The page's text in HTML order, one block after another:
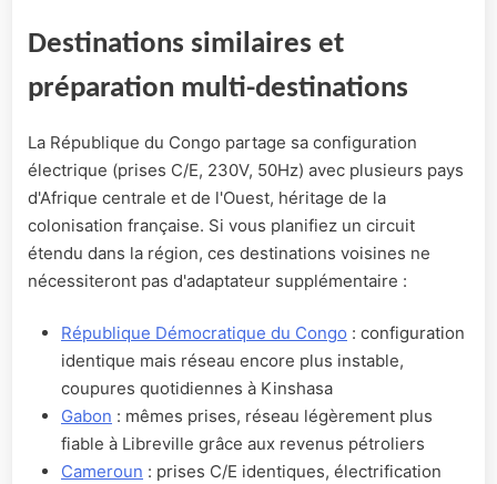
Destinations similaires et
préparation multi-destinations
La République du Congo partage sa configuration
électrique (prises C/E, 230V, 50Hz) avec plusieurs pays
d'Afrique centrale et de l'Ouest, héritage de la
colonisation française. Si vous planifiez un circuit
étendu dans la région, ces destinations voisines ne
nécessiteront pas d'adaptateur supplémentaire :
République Démocratique du Congo : configuration
identique mais réseau encore plus instable,
coupures quotidiennes à Kinshasa
Gabon : mêmes prises, réseau légèrement plus
fiable à Libreville grâce aux revenus pétroliers
Cameroun : prises C/E identiques, électrification